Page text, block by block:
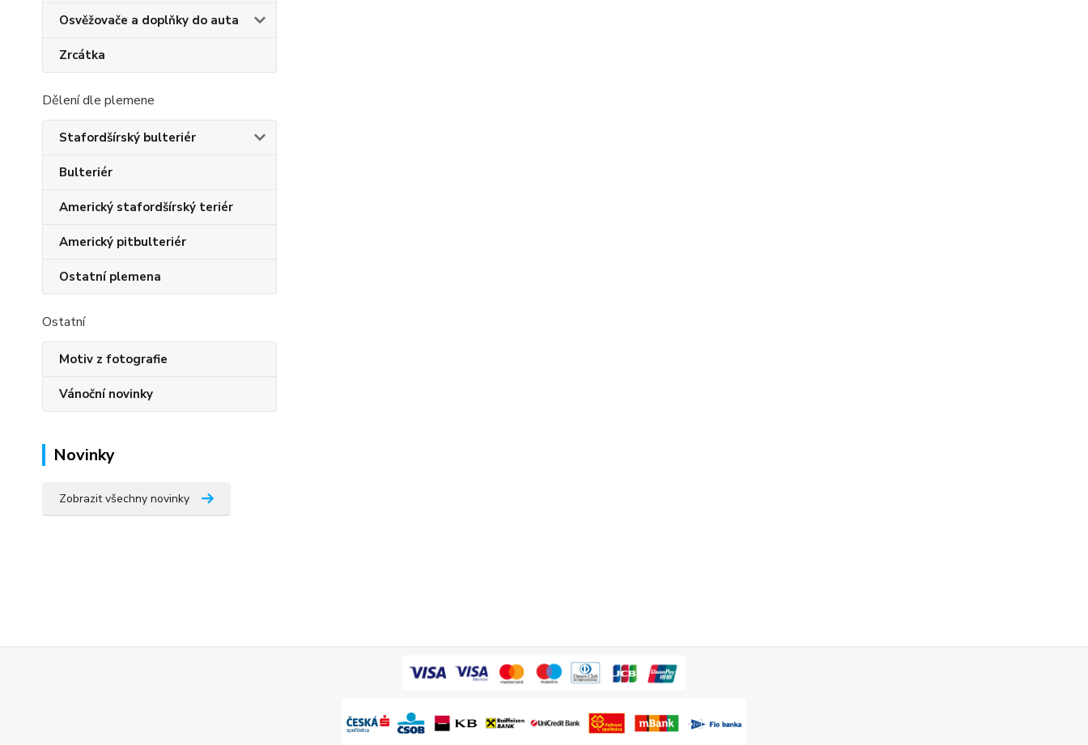
Osvěžovače a doplňky do auta
Zrcátka
Dělení dle plemene
Stafordšírský bulteriér
Bulteriér
Americký stafordšírský teriér
Americký pitbulteriér
Ostatní plemena
Ostatní
Motiv z fotografie
Vánoční novinky
Novinky
Zobrazit všechny novinky